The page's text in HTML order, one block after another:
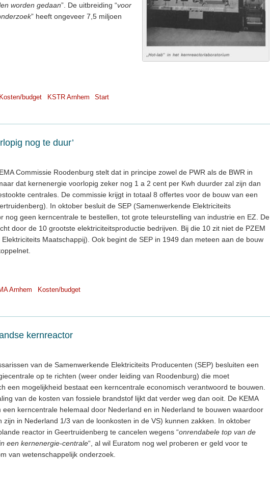
worden gedaan”. De uitbreiding “voor
” heeft ongeveer 7,5 miljoen
Kosten/budget KSTR Arnhem Start
nog te duur’
Commissie Roodenburg stelt dat in principe zowel de PWR als de BWR in
dat kernenergie voorlopig zeker nog 1 a 2 cent per Kwh duurder zal zijn dan
centrales. De commissie krijgt in totaal 8 offertes voor de bouw van een
In oktober besluit de SEP (Samenwerkende Elektriciteits
nog geen kerncentrale te bestellen, tot grote teleurstelling van industrie en EZ. De
door de 10 grootste elektriciteitsproductie bedrijven. Bij die 10 zit niet de PZEM
Maatschappij). Ook begint de SEP in 1949 dan meteen aan de bouw
Arnhem Kosten/budget
kernreactor
van de Samenwerkende Elektriciteits Producenten (SEP) besluiten een
op te richten (weer onder leiding van Roodenburg) die moet
een mogelijkheid bestaat een kerncentrale economisch verantwoord te bouwen.
van de kosten van fossiele brandstof lijkt dat verder weg dan ooit. De KEMA
een kerncentrale helemaal door Nederland en in Nederland te bouwen waardoor
zijn in Nederland 1/3 van de loonkosten in de VS) kunnen zakken. In oktober
reactor in Geertruidenberg te cancelen wegens “onrendabele top van de
een kernenergie-centrale“, al wil Euratom nog wel proberen er geld voor te
van wetenschappelijk onderzoek.